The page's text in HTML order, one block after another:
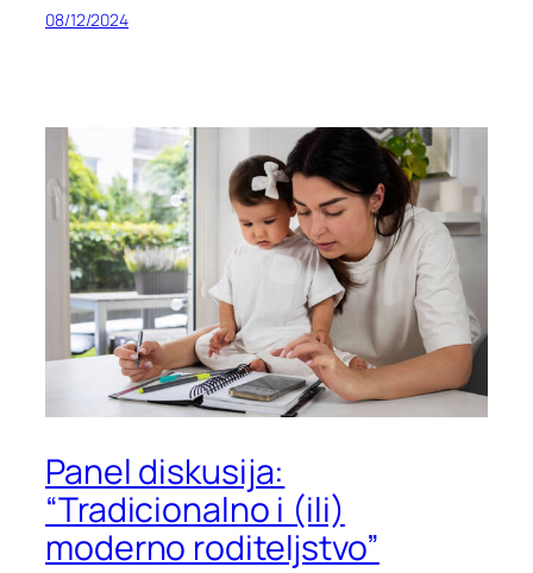
08/12/2024
Panel diskusija:
“Tradicionalno i (ili)
moderno roditeljstvo”